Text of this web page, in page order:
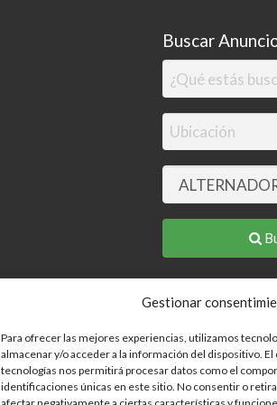
Gestionar
Para ofrecer las mejores experiencias, utilizamos
almacenar y/o acceder a la información del dispositivo.
tecnologías nos permitirá procesar datos como el
identificaciones únicas en este sitio. No consentir o
Buscar